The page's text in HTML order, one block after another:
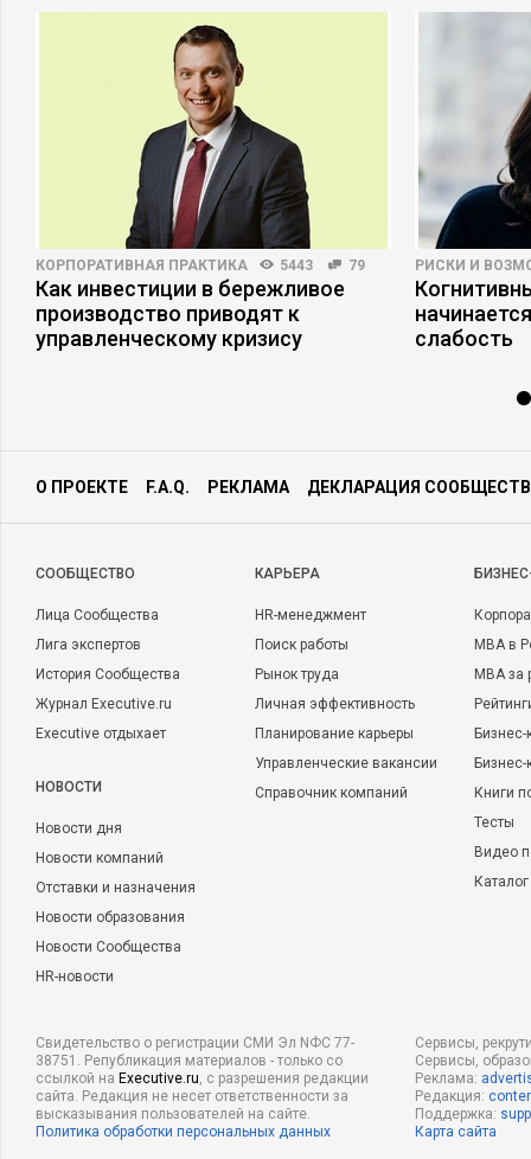
КОРПОРАТИВНАЯ ПРАКТИКА 5443 79
Как инвестиции в бережливое
производство приводят к
управленческому кризису
РИСКИ И
слабость
О ПРОЕКТЕ F.A.Q. РЕКЛАМА ДЕКЛАРАЦИЯ
CООБЩЕСТВО
Лица Сообщества
Лига экспертов
История Сообщества
Журнал Executive.ru
Executive отдыхает
НОВОСТИ
Новости дня
Новости компаний
Отставки и назначения
Новости образования
Новости Сообщества
HR-новости
КАРЬЕРА
HR-менеджмент
Поиск работы
Рынок труда
Личная эффективность
Планирование карьеры
Управленческие вакансии
Справочник компаний
MBA в
MBA
Бизнес-
Книги
Тесты
Видео
Свидетельство о регистрации СМИ Эл NФС 77-
38751. Републикация материалов - только со
ссылкой на Executive.ru, с разрешения редакции
сайта. Редакция не несет ответственности за
высказывания пользователей на сайте.
Политика обработки персональных данных
Сервисы,
Сервисы,
Реклама:
Редакция:
Поддержка:
Карта сайта